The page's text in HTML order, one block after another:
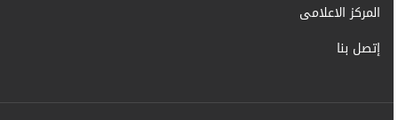
المركز الاعلامى
إتصل بنا